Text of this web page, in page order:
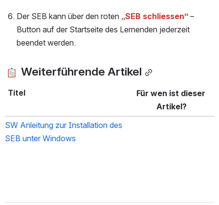
Der SEB kann über den roten „SEB schliessen“ –
Button auf der Startseite des Lernenden jederzeit
beendet werden.
Weiterführende Artikel
Titel
Für wen ist dieser
Artikel?
SW Anleitung zur Installation des
SEB unter Windows